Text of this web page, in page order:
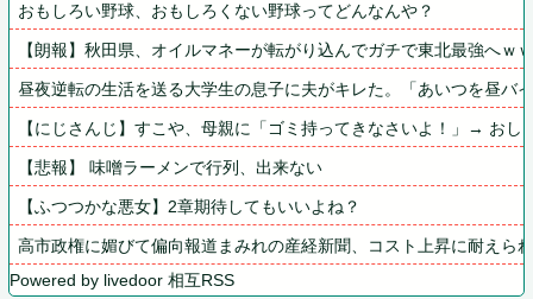
おもしろい野球、おもしろくない野球ってどんなんや？
【朗報】秋田県、オイルマネーが転がり込んでガチで東北最強へｗ
昼夜逆転の生活を送る大学生の息子に夫がキレた。「あいつを昼
【にじさんじ】すこや、母親に「ゴミ持ってきなさいよ！」→ お
【悲報】 味噌ラーメンで行列、出来ない
【ふつつかな悪女】2章期待してもいいよね？
高市政権に媚びて偏向報道まみれの産経新聞、コスト上昇に耐えら
Powered by livedoor 相互RSS